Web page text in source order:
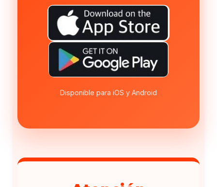
Disponible para iOS y Android